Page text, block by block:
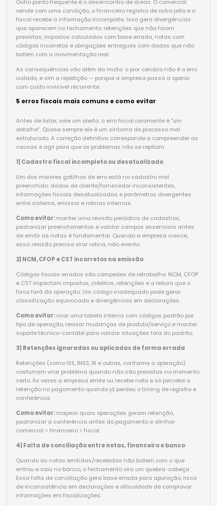
Outro ponto frequente é o desencontro de áreas. O comercial
vende com uma condição, o financeiro registra de outro jeito e o
fiscal recebe a informação incompleta. Isso gera divergências
que aparecem no fechamento: retenções que não foram
previstas, impostos calculados com base errada, notas com
códigos incorretos e obrigações entregues com dados que não
batem com a movimentação real.
As consequências vão além da multa: o pior cenário não é o erro
isolado, e sim a repetição — porque a empresa passa a operar
com custo invisível recorrente.
5 erros fiscais mais comuns e como evitar
Antes de listar, vale um alerta: o erro fiscal raramente é “um
detalhe”. Quase sempre ele é um sintoma de processo mal
estruturado. A correção definitiva corresponde a compreender as
causas e agir para que os problemas não se repitam.
1| Cadastro fiscal incompleto ou desatualizado
Um dos maiores gatilhos de erro está no cadastro mal
preenchido: dados de cliente/fornecedor inconsistentes,
informações fiscais desatualizadas e parâmetros divergentes
entre sistema, emissor e rotinas internas.
Como evitar:manter uma revisão periódica de cadastros,
padronizar preenchimentos e validar campos essenciais antes
de emitir as notas é fundamental. Quando a empresa cresce,
essa revisão precisa virar rotina, não evento.
2| NCM, CFOP e CST incorretos na emissão
Códigos fiscais errados são campeões de retrabalho. NCM, CFOP
e CST impactam impostos, créditos, retenções e a leitura que o
fisco fará da operação. Um código inadequado pode gerar
classificação equivocada e divergências em declarações.
Como evitar:criar uma tabela interna com códigos padrão por
tipo de operação, revisar mudanças de produto/serviço e manter
suporte técnico-contábil para validar situações fora do padrão.
3| Retenções ignoradas ou aplicadas de forma errada
Retenções (como ISS, INSS, IR e outras, conforme a operação)
costumam virar problema quando não são previstas no momento
certo. Às vezes a empresa emite ou recebe nota e só percebe a
retenção no pagamento quando já perdeu o timing de registro e
conferência.
Como evitar:mapear quais operações geram retenção,
padronizar a conferência antes do pagamento e alinhar
comercial > financeiro > fiscal.
4| Falta de conciliação entre notas, financeiro e banco
Quando as notas emitidas/recebidas não batem com o que
entrou e saiu no banco, o fechamento vira um quebra-cabeça.
Essa falta de conciliação gera base errada para apuração, risco
de inconsistência em declarações e dificuldade de comprovar
informações em fiscalizações.